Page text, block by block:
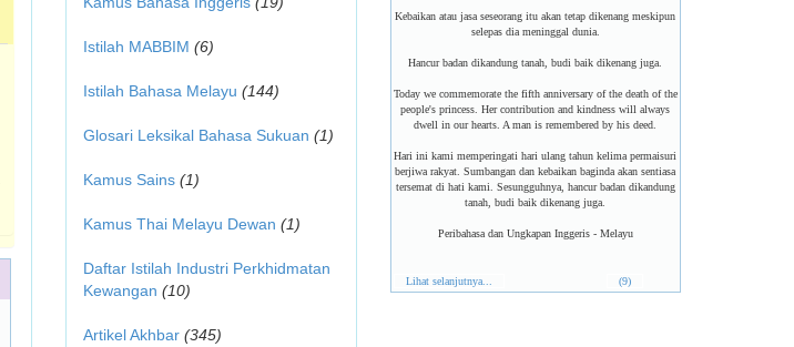
Istilah MABBIM (6)
Istilah Bahasa Melayu (144)
Glosari Leksikal Bahasa Sukuan (1)
Kamus Sains (1)
Kamus Thai Melayu Dewan (1)
Daftar Istilah Industri Perkhidmatan
Kewangan (10)
Artikel Akhbar (345)
Kebaikan atau jasa seseorang itu akan tetap dikenang meskipun
selepas dia meninggal dunia.
Hancur badan dikandung tanah, budi baik dikenang juga.
Today we commemorate the fifth anniversary of the death of the
people's princess. Her contribution and kindness will always
dwell in our hearts. A man is remembered by his deed.
Hari ini kami memperingati hari ulang tahun kelima permaisuri
berjiwa rakyat. Sumbangan dan kebaikan baginda akan sentiasa
tersemat di hati kami. Sesungguhnya, hancur badan dikandung
tanah, budi baik dikenang juga.
Peribahasa dan Ungkapan Inggeris - Melayu
Lihat selanjutnya... (9)